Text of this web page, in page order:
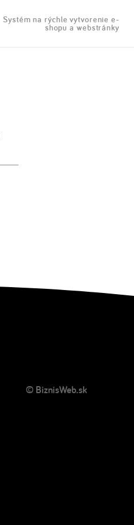
Systém na rýchle vytvorenie e-
shopu a webstránky
© BiznisWeb.sk